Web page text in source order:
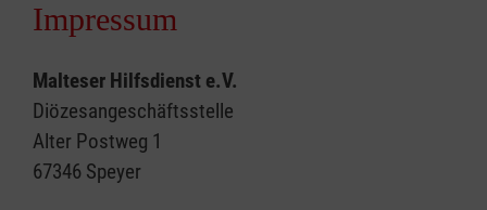
Impressum
Malteser Hilfsdienst e.V.
Diözesangeschäftsstelle
Alter Postweg 1
67346 Speyer